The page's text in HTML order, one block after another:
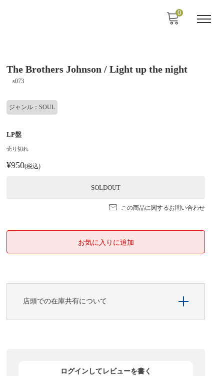
0
The Brothers Johnson / Light up the night
s073
ジャンル：SOUL
LP盤
売り切れ
¥950(税込)
SOLDOUT
この商品に関するお問い合わせ
店頭での在庫共有について
ログインしてレビューを書く